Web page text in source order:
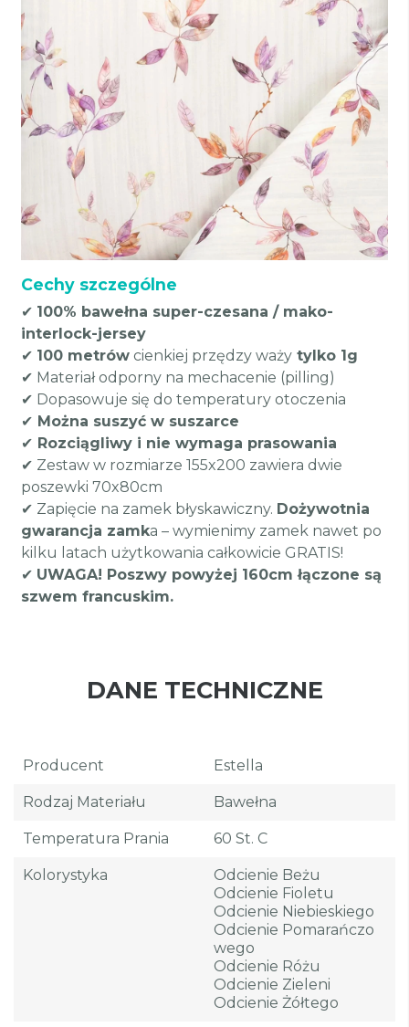
Cechy szczególne
✔ 100% bawełna super-czesana / mako-
interlock-jersey
✔ 100 metrów cienkiej przędzy waży tylko 1g
✔ Materiał odporny na mechacenie (pilling)
✔ Dopasowuje się do temperatury otoczenia
✔ Można suszyć w suszarce
✔ Rozciągliwy i nie wymaga prasowania
✔ Zestaw w rozmiarze 155x200 zawiera dwie
poszewki 70x80cm
✔ Zapięcie na zamek błyskawiczny. Dożywotnia
gwarancja zamka – wymienimy zamek nawet po
kilku latach użytkowania całkowicie GRATIS!
✔ UWAGA! Poszwy powyżej 160cm łączone są
szwem francuskim.
DANE TECHNICZNE
Producent Estella
Rodzaj Materiału Bawełna
Temperatura Prania 60 St. C
Kolorystyka
Odcienie Beżu
Odcienie Fioletu
Odcienie Niebieskiego
Odcienie Pomarańczo
Wego
Odcienie Różu
Odcienie Zieleni
Odcienie Żółtego